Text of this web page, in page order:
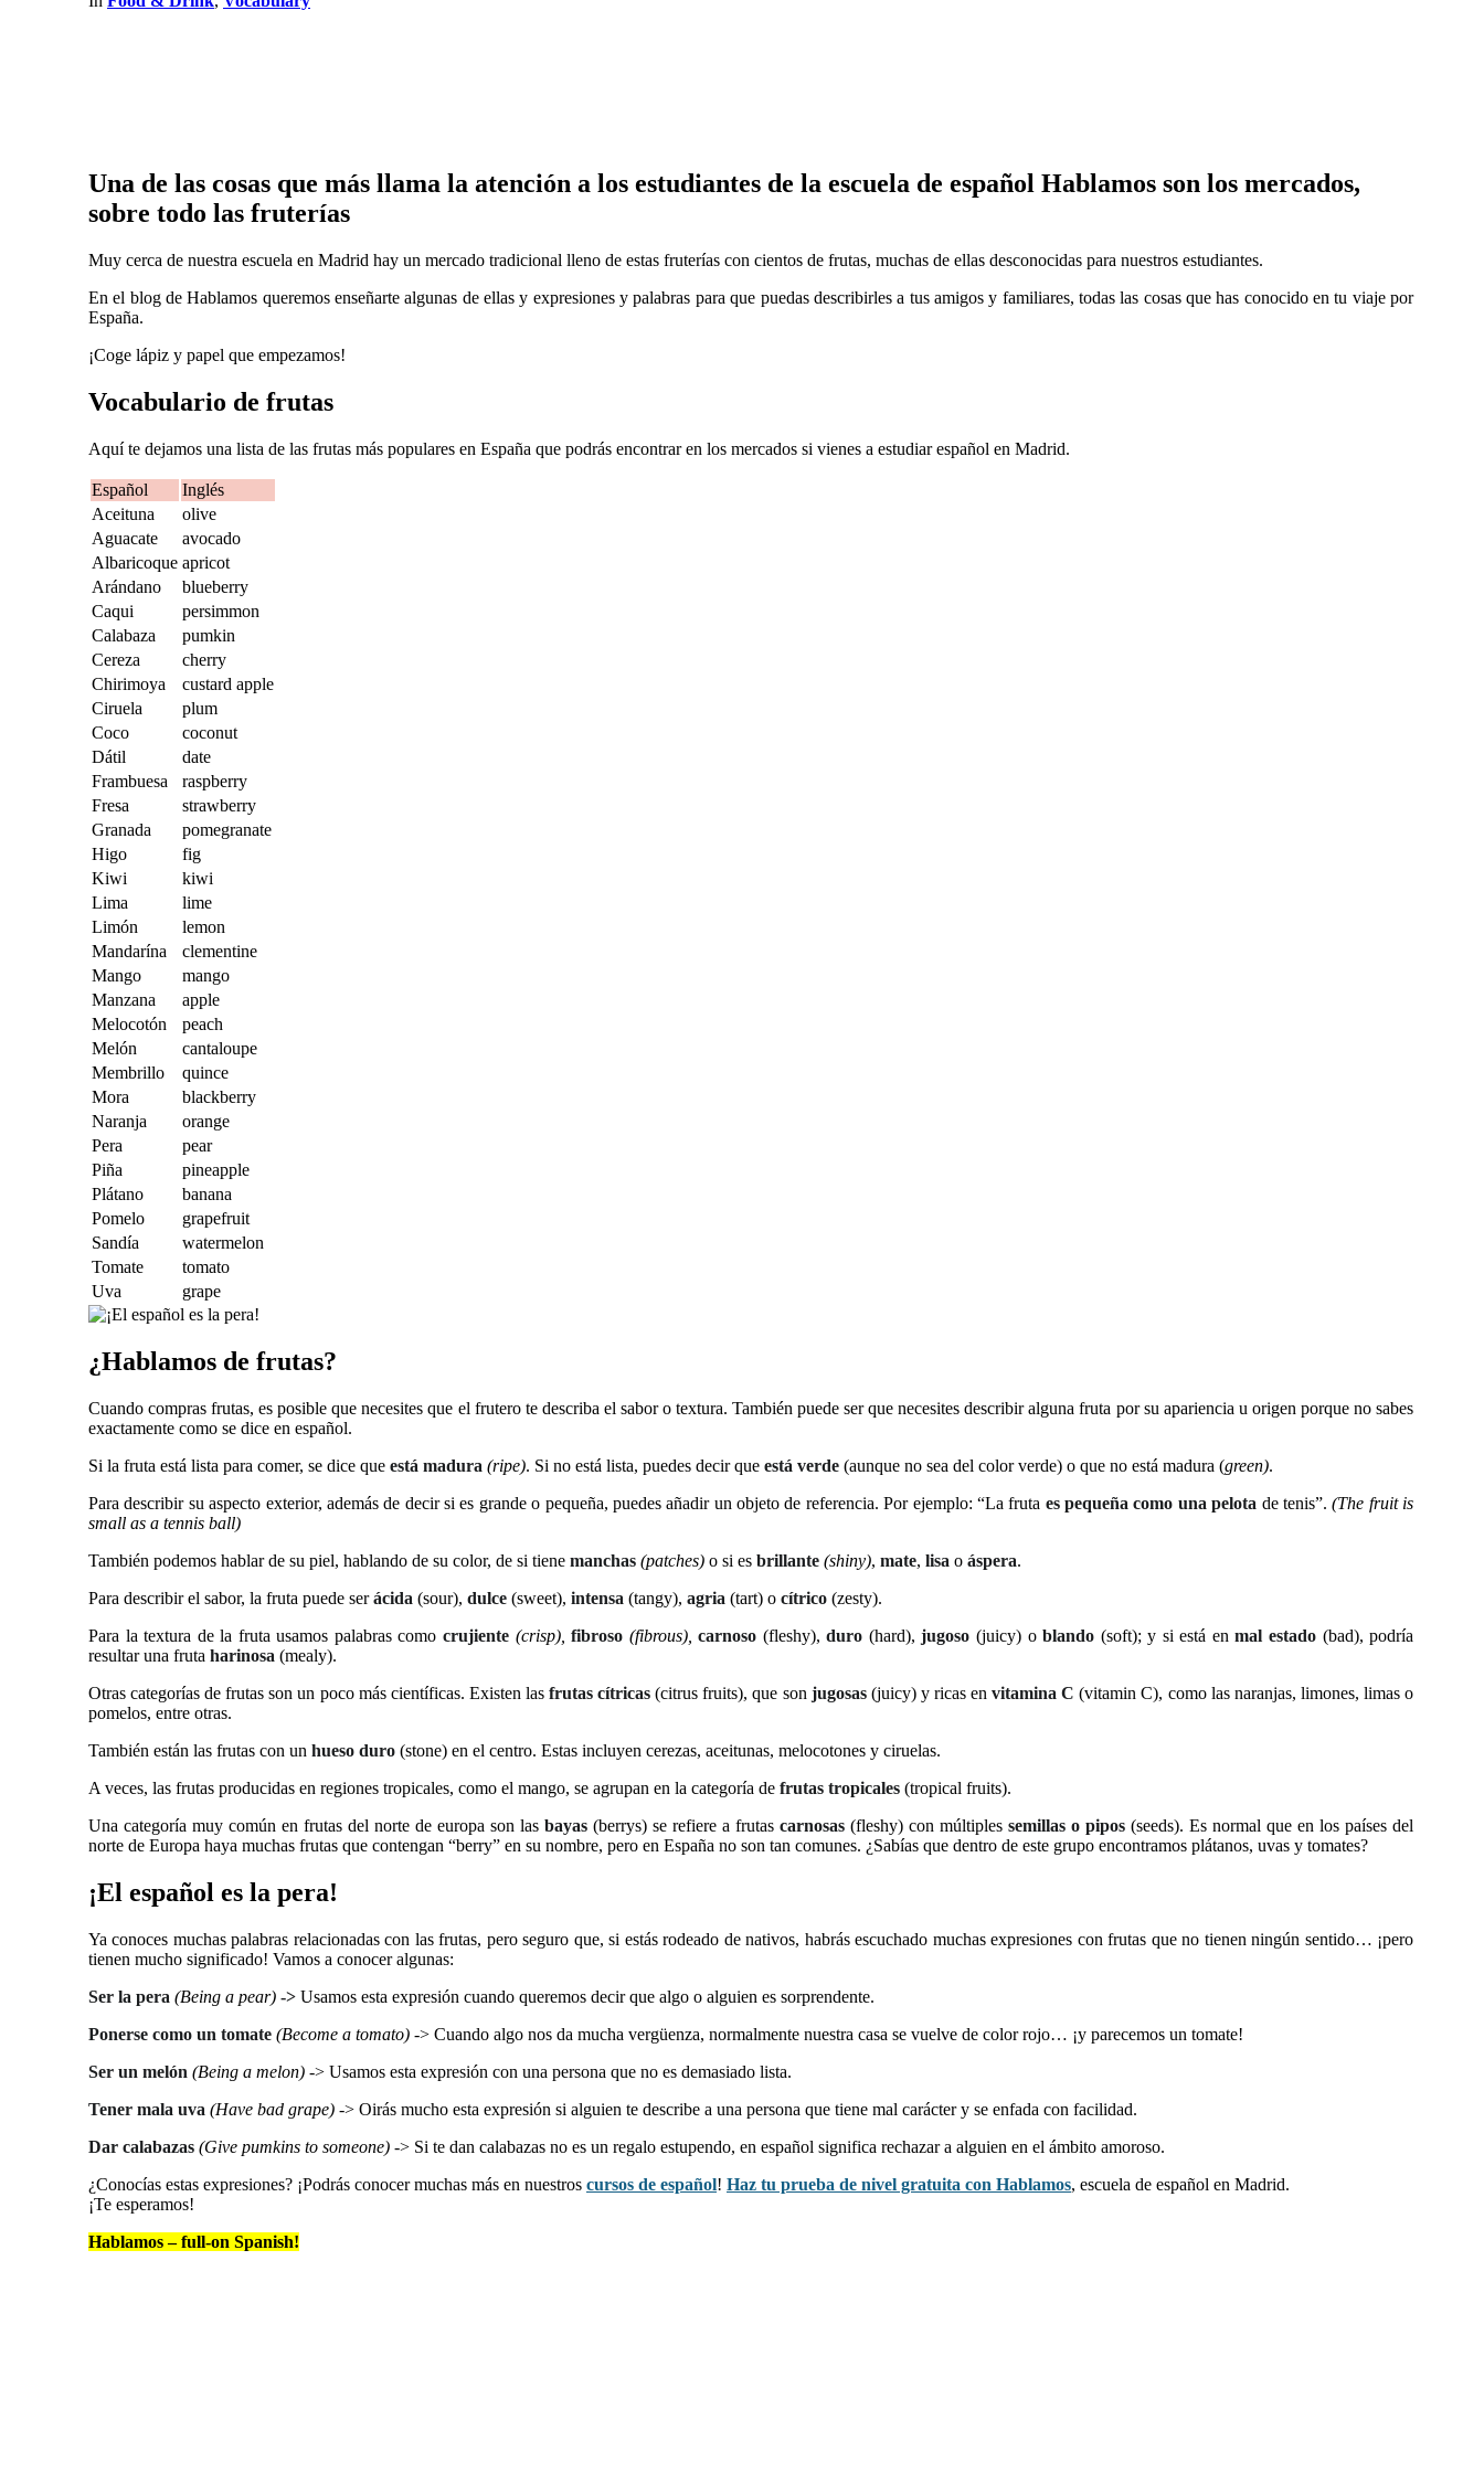
Una de las cosas que más llama la atención a los estudiantes de la escuela de español Hablamos son los mercados,
sobre todo las fruterías
Muy cerca de nuestra escuela en Madrid hay un mercado tradicional lleno de estas fruterías con cientos de frutas, muchas de ellas desconocidas para nuestros estudiantes.
En el blog de Hablamos queremos enseñarte algunas de ellas y expresiones y palabras para que puedas describirles a tus amigos y familiares, todas las cosas que has conocido en tu viaje por
España.
¡Coge lápiz y papel que empezamos!
Vocabulario de frutas
Aquí te dejamos una lista de las frutas más populares en España que podrás encontrar en los mercados si vienes a estudiar español en Madrid.
Español
Inglés
Aceituna
olive
Aguacate
avocado
Albaricoque apricot
Arándano
blueberry
Caqui
persimmon
Calabaza
pumkin
Cereza
cherry
Chirimoya
custard apple
Ciruela
plum
Coco
coconut
Dátil
date
Frambuesa
raspberry
Fresa
strawberry
Granada
pomegranate
Higo
fig
Kiwi
kiwi
Lima
lime
Limón
lemon
Mandarína
clementine
Mango
mango
Manzana
apple
Melocotón
peach
Melón
cantaloupe
Membrillo
quince
Mora
blackberry
Naranja
orange
Pera
pear
Piña
pineapple
Plátano
banana
Pomelo
grapefruit
Sandía
watermelon
Tomate
tomato
Uva
grape
¿Hablamos de frutas?
Cuando compras frutas, es posible que necesites que el frutero te describa el sabor o textura. También puede ser que necesites describir alguna fruta por su apariencia u origen porque no sabes
exactamente como se dice en español.
Si la fruta está lista para comer, se dice que está madura (ripe). Si no está lista, puedes decir que está verde (aunque no sea del color verde) o que no está madura (green).
Para describir su aspecto exterior, además de decir si es grande o pequeña, puedes añadir un objeto de referencia. Por ejemplo: “La fruta es pequeña como una pelota de tenis”.(The fruit is
small as a tennis ball)
También podemos hablar de su piel, hablando de su color, de si tiene manchas (patches) o si es brillante (shiny), mate, lisa o áspera.
Para describir el sabor, la fruta puede serácida (sour), dulce (sweet), intensa (tangy), agria (tart) o cítrico (zesty).
Para la textura de la fruta usamos palabras como crujiente (crisp), fibroso (fibrous), carnoso (fleshy),duro (hard),jugoso (juicy) oblando (soft); y si está enmal estado(bad), podría
resultar una fruta harinosa (mealy).
Otras categorías de frutas son un poco más científicas. Existen lasfrutas cítricas (citrus fruits), que son jugosas(juicy) y ricas envitamina C (vitamin C), como las naranjas, limones, limas o
pomelos, entre otras.
También están las frutas con un hueso duro (stone) en el centro. Estas incluyen cerezas, aceitunas, melocotones y ciruelas.
A veces, las frutas producidas en regiones tropicales, como el mango, se agrupan en la categoría de frutas tropicales (tropical fruits).
Una categoría muy común en frutas del norte de europa son las bayas (berrys) se refiere a frutas carnosas (fleshy) con múltiples semillas o pipos (seeds). Es normal que en los países del
norte de Europa haya muchas frutas que contengan “berry” en su nombre, pero en España no son tan comunes. ¿Sabías que dentro de este grupo encontramos plátanos, uvas y tomates?
¡El español es la pera!
Ya conoces muchas palabras relacionadas con las frutas, pero seguro que, si estás rodeado de nativos, habrás escuchado muchas expresiones con frutas que no tienen ningún sentido… ¡pero
tienen mucho significado! Vamos a conocer algunas:
Ser la pera (Being a pear) -> Usamos esta expresión cuando queremos decir que algo o alguien es sorprendente.
Ponerse como un tomate (Become a tomato) -> Cuando algo nos da mucha vergüenza, normalmente nuestra casa se vuelve de color rojo… ¡y parecemos un tomate!
Ser un melón (Being a melon) -> Usamos esta expresión con una persona que no es demasiado lista.
Tener mala uva (Have bad grape) -> Oirás mucho esta expresión si alguien te describe a una persona que tiene mal carácter y se enfada con facilidad.
Dar calabazas (Give pumkins to someone) -> Si te dan calabazas no es un regalo estupendo, en español significa rechazar a alguien en el ámbito amoroso.
¿Conocías estas expresiones? ¡Podrás conocer muchas más en nuestros cursos de español! Haz tu prueba de nivel gratuita con Hablamos, escuela de español en Madrid.
¡Te esperamos!
Hablamos – full-on Spanish!